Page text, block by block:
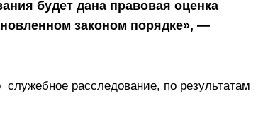
будет дана правовая оценка
законом порядке», —
расследование, по результатам